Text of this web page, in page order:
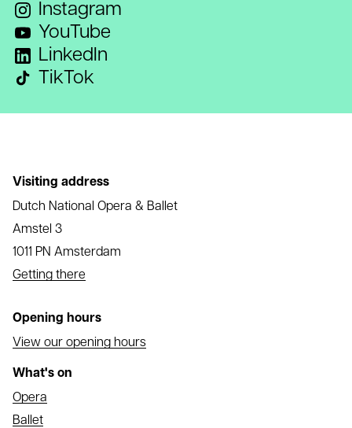
Instagram
YouTube
LinkedIn
TikTok
Visiting address
Dutch National Opera & Ballet
Amstel 3
1011 PN Amsterdam
Getting there
Opening hours
View our opening hours
What's on
Opera
Ballet